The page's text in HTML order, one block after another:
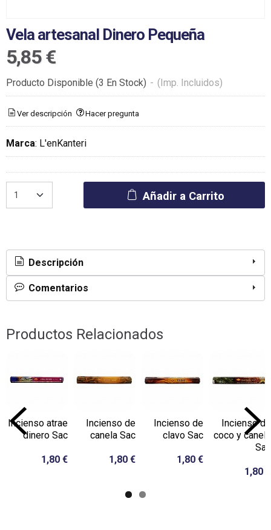
Vela artesanal Dinero Pequeña
5,85 €
Producto Disponible (3 En Stock) - (Imp. Incluidos)
Ver descripción Hacer pregunta
Marca: L'enKanteri
Añadir a Carrito
Descripción
Comentarios
Productos Relacionados
Incienso atrae
dinero Sac
1,80 €
Incienso de
canela Sac
1,80 €
Incienso de
clavo Sac
1,80 €
Incienso de
coco y canela
Sac
1,80 €